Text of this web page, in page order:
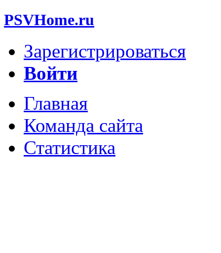
PSVHome.ru
Зарегистрироваться
Войти
Главная
Команда сайта
Статистика